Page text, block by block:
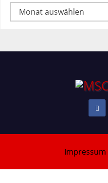
Archiv
Impressum